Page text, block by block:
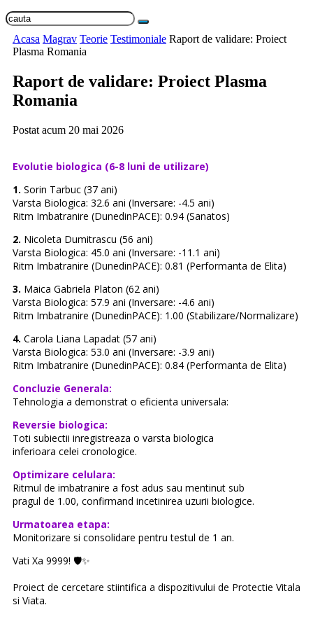
Acasa Magrav Teorie Testimoniale Raport de validare: Proiect
Plasma Romania
Raport de validare: Proiect Plasma
Romania
Postat acum 20 mai 2026
Evolutie biologica (6-8 luni de utilizare)
1. Sorin Tarbuc (37 ani)
Varsta Biologica: 32.6 ani (Inversare: -4.5 ani)
Ritm Imbatranire (DunedinPACE): 0.94 (Sanatos)
2. Nicoleta Dumitrascu (56 ani)
Varsta Biologica: 45.0 ani (Inversare: -11.1 ani)
Ritm Imbatranire (DunedinPACE): 0.81 (Performanta de Elita)
3. Maica Gabriela Platon (62 ani)
Varsta Biologica: 57.9 ani (Inversare: -4.6 ani)
Ritm Imbatranire (DunedinPACE): 1.00 (Stabilizare/Normalizare)
4. Carola Liana Lapadat (57 ani)
Varsta Biologica: 53.0 ani (Inversare: -3.9 ani)
Ritm Imbatranire (DunedinPACE): 0.84 (Performanta de Elita)
Concluzie Generala:
Tehnologia a demonstrat o eficienta universala:
Reversie biologica:
Toti subiectii inregistreaza o varsta biologica
inferioara celei cronologice.
Optimizare celulara:
Ritmul de imbatranire a fost adus sau mentinut sub
pragul de 1.00, confirmand incetinirea uzurii biologice.
Urmatoarea etapa:
Monitorizare si consolidare pentru testul de 1 an.
Vati Xa 9999! 🛡️✨
Proiect de cercetare stiintifica a dispozitivului de Protectie Vitala
si Viata.